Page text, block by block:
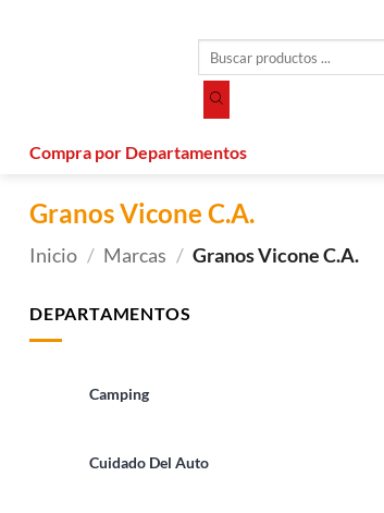
productos
Compra por Departamentos
Granos Vicone C.A.
Inicio / Marcas / Granos Vicone C.A.
DEPARTAMENTOS
Camping
Cuidado Del Auto